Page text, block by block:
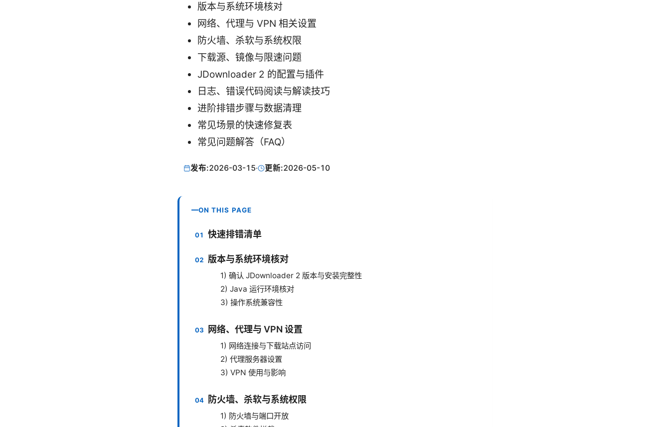
版本与系统环境核对
网络、代理与 VPN 相关设置
防火墙、杀软与系统权限
下载源、镜像与限速问题
JDownloader 2 的配置与插件
日志、错误代码阅读与解读技巧
进阶排错步骤与数据清理
常见场景的快速修复表
常见问题解答（FAQ）
发布:2026-03-15· 更新:2026-05-10
ON THIS PAGE
快速排错清单
版本与系统环境核对
1) 确认 JDownloader 2 版本与安装完整性
2) Java 运行环境核对
3) 操作系统兼容性
网络、代理与 VPN 设置
1) 网络连接与下载站点访问
2) 代理服务器设置
3) VPN 使用与影响
防火墙、杀软与系统权限
1) 防火墙与端口开放